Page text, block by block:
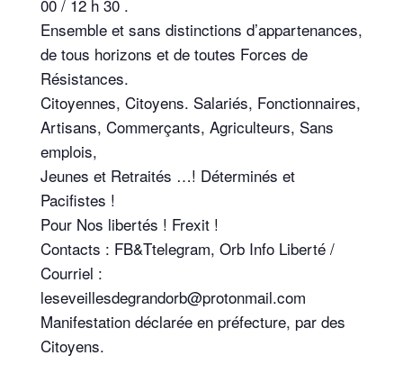
00 / 12 h 30 .
Ensemble et sans distinctions d’appartenances,
de tous horizons et de toutes Forces de
Résistances.
Citoyennes, Citoyens. Salariés, Fonctionnaires,
Artisans, Commerçants, Agriculteurs, Sans
emplois,
Jeunes et Retraités …! Déterminés et
Pacifistes !
Pour Nos libertés ! Frexit !
Contacts : FB&Ttelegram, Orb Info Liberté /
Courriel :
leseveillesdegrandorb@protonmail.com
Manifestation déclarée en préfecture, par des
Citoyens.